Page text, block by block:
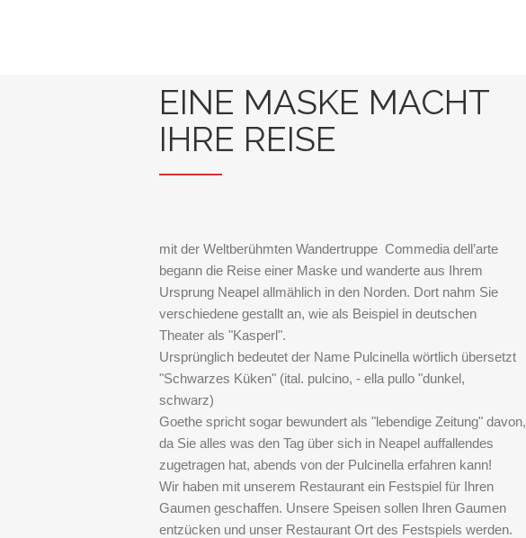
EINE MASKE MACHT
IHRE REISE
mit der Weltberühmten Wandertruppe Commedia dell’arte
begann die Reise einer Maske und wanderte aus Ihrem
Ursprung Neapel allmählich in den Norden. Dort nahm Sie
verschiedene gestallt an, wie als Beispiel in deutschen
Theater als "Kasperl".
Ursprünglich bedeutet der Name Pulcinella wörtlich übersetzt
"Schwarzes Küken" (ital. pulcino, - ella pullo "dunkel,
schwarz)
Goethe spricht sogar bewundert als "lebendige Zeitung" davon,
da Sie alles was den Tag über sich in Neapel auffallendes
zugetragen hat, abends von der Pulcinella erfahren kann!
Wir haben mit unserem Restaurant ein Festspiel für Ihren
Gaumen geschaffen. Unsere Speisen sollen Ihren Gaumen
entzücken und unser Restaurant Ort des Festspiels werden.